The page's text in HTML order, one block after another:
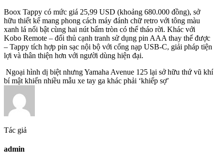
Boox Tappy có mức giá 25,99 USD (khoảng 680.000 đồng), sở
hữu thiết kế mang phong cách máy đánh chữ retro với tông màu
xanh lá nổi bật cùng hai nút bấm tròn có thể tháo rời. Khác với
Kobo Remote – đối thủ cạnh tranh sử dụng pin AAA thay thế được
– Tappy tích hợp pin sạc nội bộ với cổng nạp USB-C, giải pháp tiện
lợi và thân thiện hơn với người dùng hiện đại.
Ngoại hình dị biệt nhưng Yamaha Avenue 125 lại sở hữu thứ vũ khí
bí mật khiến nhiều mẫu xe tay ga khác phải ‘khiếp sợ’
Tác giả
admin